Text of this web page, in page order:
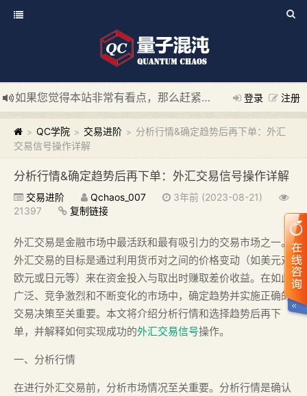
登录 注册
如果您觉得本站非常有看点，那么赶紧使用Ctrl+D 收藏我们吧
新添加量子混沌系统板块，欢迎大家访问！
---“量子混沌系
> QC学院 > 交易进阶 > 分析行情&确定趋势后再下单：外汇
交易信号操作详解
分析行情&确定趋势后再下单：外汇交易信号操作详解
交易进阶 Qchaos_007
3年前 (2023-08-21)
21397
复制链接
外汇交易是金融市场中最活跃和最有吸引力的交易市场之一。
外汇交易的目标是通过利用货币对之间的价格变动（如美元对
欧元或日元等）来在资金投入与取出时赚取差价收益。在如此
广泛、竞争激烈和不断变化的市场中，确定趋势并实施正确的
交易决策至关重要。本文将介绍分析行情和选择趋势后再下
单，并解释如何实现成功的外汇交易信号操作。
一、分析行情
在进行外汇交易前，分析市场情况至关重要。分析行情是确认